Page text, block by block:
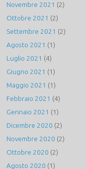
Novembre 2021 (2)
Ottobre 2021 (2)
Settembre 2021 (2)
Agosto 2021 (1)
Luglio 2021 (4)
Giugno 2021 (1)
Maggio 2021 (1)
Febbraio 2021 (4)
Gennaio 2021 (1)
Dicembre 2020 (2)
Novembre 2020 (2)
Ottobre 2020 (2)
Agosto 2020 (1)